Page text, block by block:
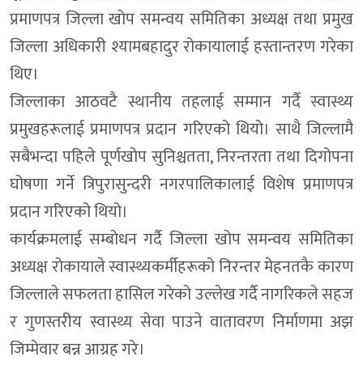
प्रमाणपत्र जिल्ला खोप समन्वय समितिका अध्यक्ष तथा प्रमुख
जिल्ला अधिकारी श्यामबहादुर रोकायालाई हस्तान्तरण गरेका
थिए।
जिल्लाका आठवटै स्थानीय तहलाई सम्मान गर्दै स्वास्थ्य
प्रमुखहरूलाई प्रमाणपत्र प्रदान गरिएको थियो। साथै जिल्लामै
सबैभन्दा पहिले पूर्णखोप सुनिश्चतता, निरन्तरता तथा दिगोपना
घोषणा गर्ने त्रिपुरासुन्दरी नगरपालिकालाई विशेष प्रमाणपत्र
प्रदान गरिएको थियो।
कार्यक्रमलाई सम्बोधन गर्दै जिल्ला खोप समन्वय समितिका
अध्यक्ष रोकायाले स्वास्थ्यकर्मीहरूको निरन्तर मेहनतकै कारण
जिल्लाले सफलता हासिल गरेको उल्लेख गर्दै नागरिकले सहज
र गुणस्तरीय स्वास्थ्य सेवा पाउने वातावरण निर्माणमा अझ
जिम्मेवार बन्न आग्रह गरे।